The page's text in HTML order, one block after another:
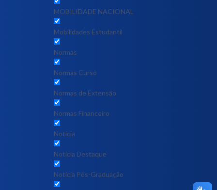
MOBILIDADE NACIONAL
Mobilidades Estudantil
Normas
Normas Curso
Normas de Extensão
Normas Financeiro
Notícia
Notícia Destaque
Noticia Pós-Graduação